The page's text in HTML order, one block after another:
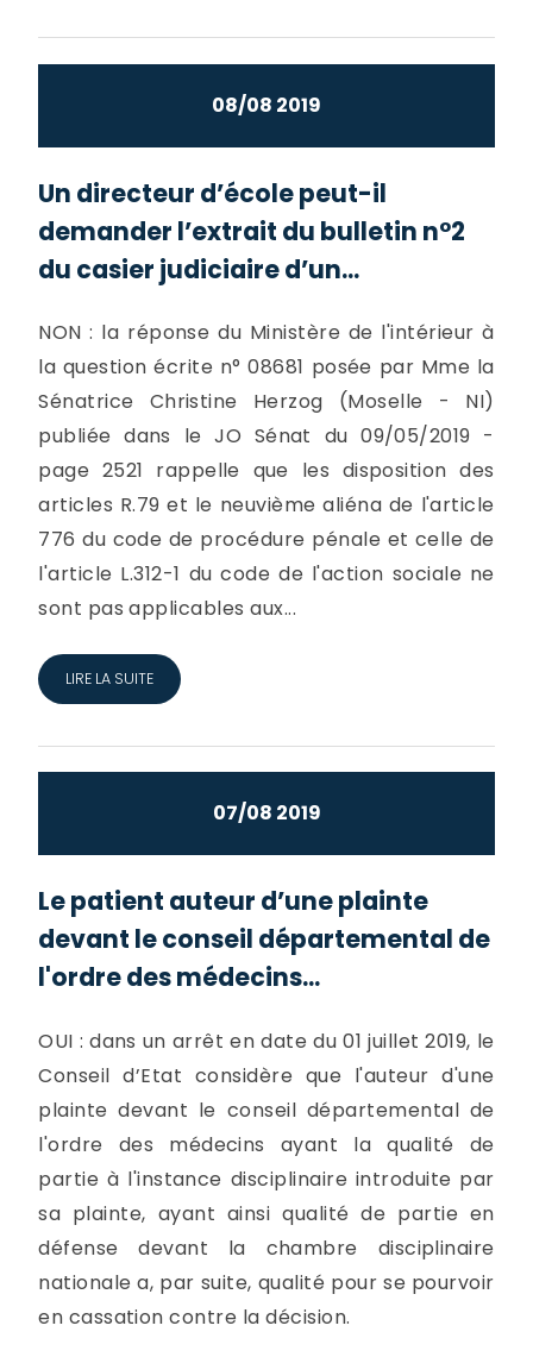
08/08 2019
Un directeur d’école peut-il
demander l’extrait du bulletin n°2
du casier judiciaire d’un...
NON : la réponse du Ministère de l'intérieur à
la question écrite n° 08681 posée par Mme la
Sénatrice Christine Herzog (Moselle - NI)
publiée dans le JO Sénat du 09/05/2019 -
page 2521 rappelle que les disposition des
articles R.79 et le neuvième aliéna de l'article
776 du code de procédure pénale et celle de
l'article L.312-1 du code de l'action sociale ne
sont pas applicables aux...
LIRE LA SUITE
07/08 2019
Le patient auteur d’une plainte
devant le conseil départemental de
l'ordre des médecins...
OUI : dans un arrêt en date du 01 juillet 2019, le
Conseil d’Etat considère que l'auteur d'une
plainte devant le conseil départemental de
l'ordre des médecins ayant la qualité de
partie à l'instance disciplinaire introduite par
sa plainte, ayant ainsi qualité de partie en
défense devant la chambre disciplinaire
nationale a, par suite, qualité pour se pourvoir
en cassation contre la décision.